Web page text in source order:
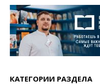
КАТЕГОРИИ РАЗДЕЛА